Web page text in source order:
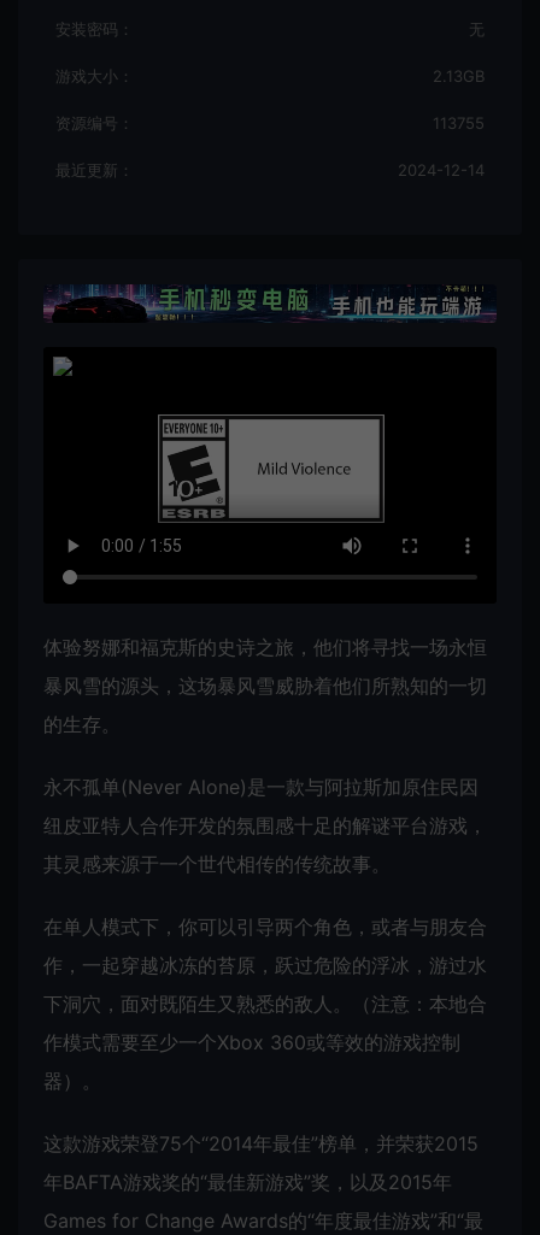
安装密码： 无
游戏大小： 2.13GB
资源编号： 113755
最近更新： 2024-12-14
体验努娜和福克斯的史诗之旅，他们将寻找一场永恒
暴风雪的源头，这场暴风雪威胁着他们所熟知的一切
的生存。
永不孤单(Never Alone)是一款与阿拉斯加原住民因
纽皮亚特人合作开发的氛围感十足的解谜平台游戏，
其灵感来源于一个世代相传的传统故事。
在单人模式下，你可以引导两个角色，或者与朋友合
作，一起穿越冰冻的苔原，跃过危险的浮冰，游过水
下洞穴，面对既陌生又熟悉的敌人。（注意：本地合
作模式需要至少一个Xbox 360或等效的游戏控制
器）。
这款游戏荣登75个“2014年最佳”榜单，并荣获2015
年BAFTA游戏奖的“最佳新游戏”奖，以及2015年
Games for Change Awards的“年度最佳游戏”和“最